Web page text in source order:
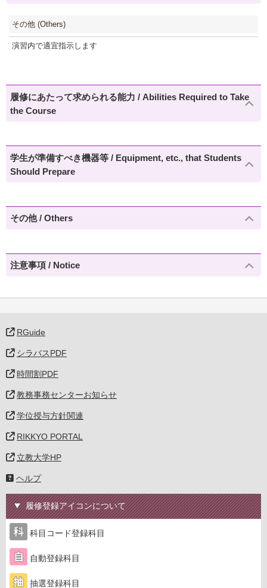
その他 (Others)
演習内で適宜指示します
履修にあたって求められる能力 / Abilities Required to Take
the Course
学生が準備すべき機器等 / Equipment, etc., that Students
Should Prepare
その他 / Others
注意事項 / Notice
RGuide
シラバスPDF
時間割PDF
教務事務センターお知らせ
学位授与方針関連
RIKKYO PORTAL
立教大学HP
ヘルプ
履修登録アイコンについて
科目コード登録科目
自動登録科目
抽選登録科目